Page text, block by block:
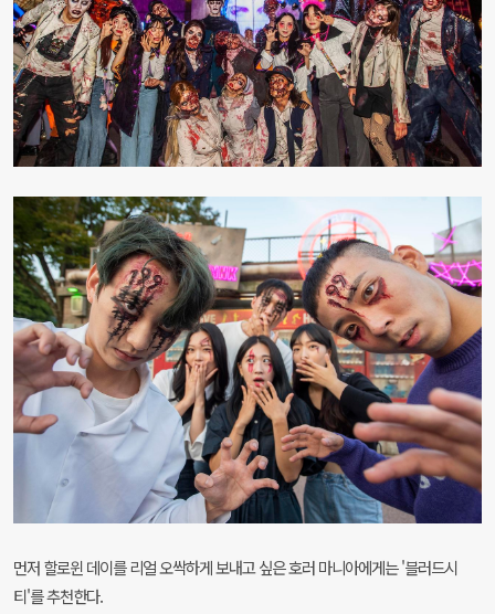
먼저 할로윈 데이를 리얼 오싹하게 보내고 싶은 호러 마니아에게는 '블러드시
티'를 추천한다.